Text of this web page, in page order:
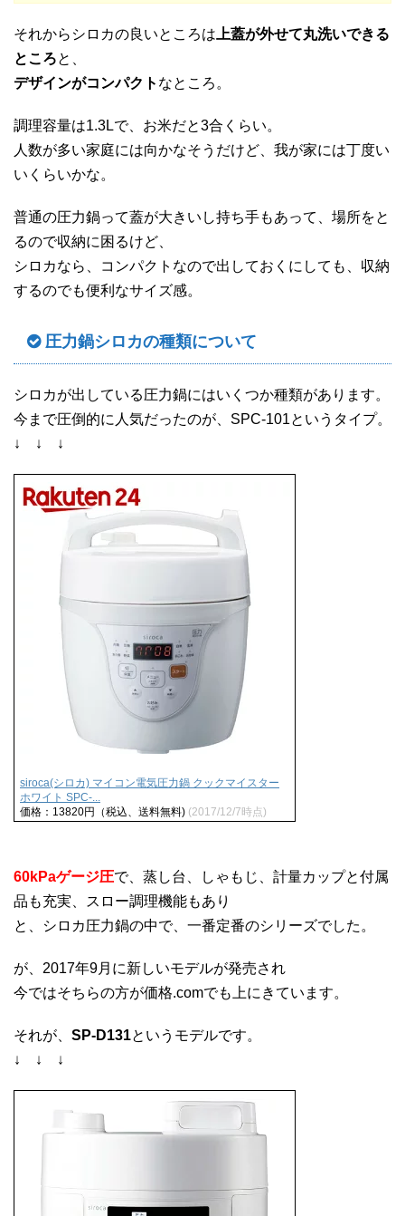
それからシロカの良いところは 上蓋が外せて丸洗いできる
ところと、
デザインがコンパクト なところ。
調理容量は1.3Lで、お米だと3合くらい。
人数が多い家庭には向かなそうだけど、我が家には丁度い
いくらいかな。
普通の圧力鍋って蓋が大きいし持ち手もあって、場所をと
るので収納に困るけど、
シロカなら、コンパクトなので出しておくにしても、収納
するのでも便利なサイズ感。
圧力鍋シロカの種類について
シロカが出している圧力鍋にはいくつか種類があります。
今まで圧倒的に人気だったのが、SPC-101というタイプ。
↓ ↓ ↓
siroca(シロカ) マイコン電気圧力鍋 クックマイスター
ホワイト SPC-...
価格：13820円（税込、送料無料) (2017/12/7時点)
60kPaゲージ圧で、蒸し台、しゃもじ、計量カップと付属
品も充実、スロー調理機能もあり
と、シロカ圧力鍋の中で、一番定番のシリーズでした。
が、2017年9月に新しいモデルが発売され
今ではそちらの方が価格.comでも上にきています。
それが、 SP-D131というモデルです。
↓ ↓ ↓